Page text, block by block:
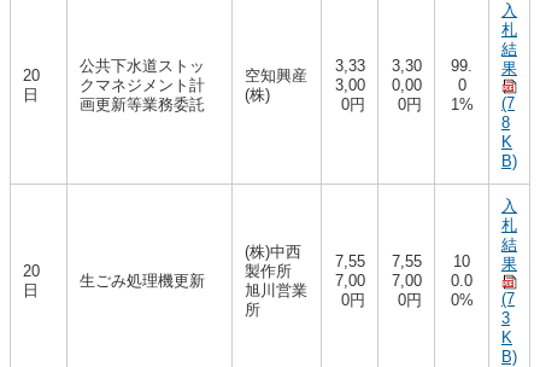
20
日
公共下水道ストッ
クマネジメント計
画更新等業務委託
空知興産
(株)
3,33
3,00
0円
3,30
0,00
0円
99.
0
1%
入
札
結
果
(7
8
K
B)
20
日
生ごみ処理機更新
(株)中西
製作所
旭川営業
所
7,55
7,00
0円
7,55
7,00
0円
10
0.0
0%
入
札
結
果
(7
3
K
B)